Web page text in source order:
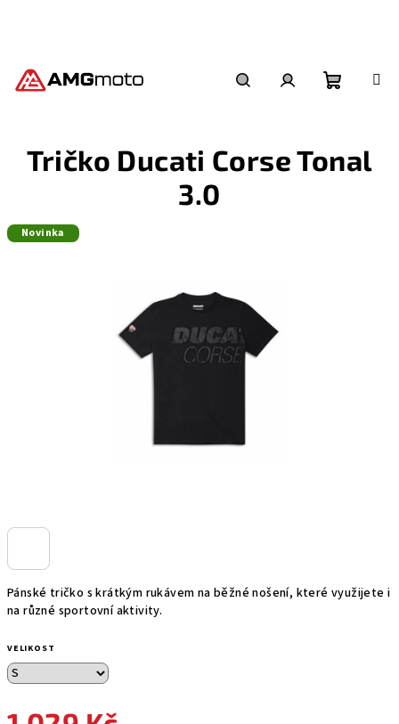
košík
Pánské tričko s krátkým rukávem na běžné nošení, které využijete i
na různé sportovní aktivity.
VELIKOST
Tričko Ducati Corse Tonal
3.0
Novinka